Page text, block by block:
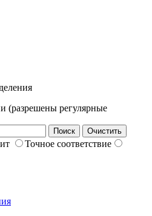
(разрешены регулярные
Точное соответствие